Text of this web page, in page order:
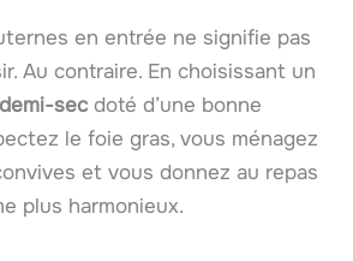
en entrée ne signifie pas
Au contraire. En choisissant un
secdoté d’une bonne
le foie gras, vous ménagez
et vous donnez au repas
plus harmonieux.